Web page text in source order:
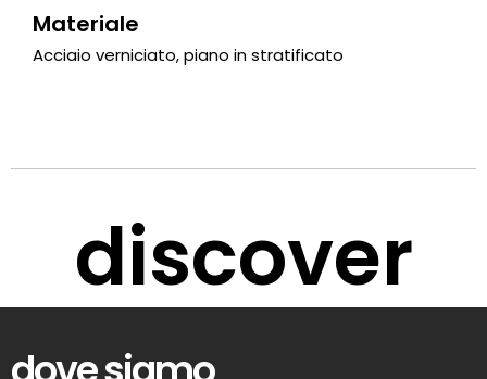
Materiale
Acciaio verniciato, piano in stratificato
discover